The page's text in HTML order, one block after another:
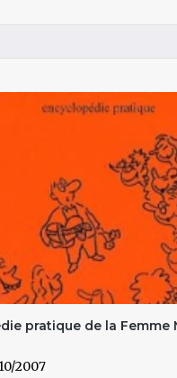
pratique de la Femme
2007